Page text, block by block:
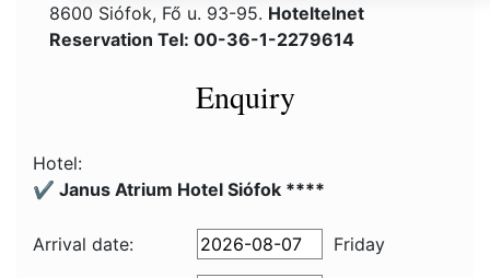
8600 Siófok, Fő u. 93-95. Hoteltelnet
Reservation Tel: 00-36-1-2279614
Enquiry
Hotel:
✔️ Janus Atrium Hotel Siófok ****
Arrival date: Friday